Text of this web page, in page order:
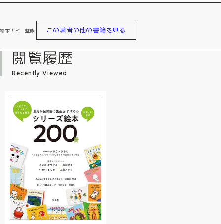
絵本ナビ 監修 この著者の他の書籍を見る
閲覧履歴
Recently Viewed